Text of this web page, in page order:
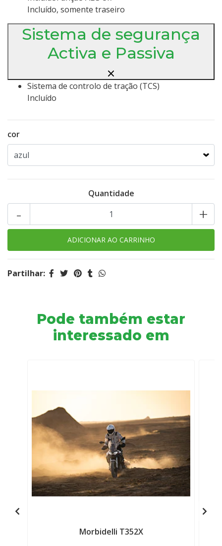
Incluído, somente traseiro
Sistema de segurança
Activa e Passiva
Sistema de controlo de tração (TCS)
Incluído
cor
Quantidade
+
-
Partilhar:
Pode também estar
interessado em
Morbidelli T352X